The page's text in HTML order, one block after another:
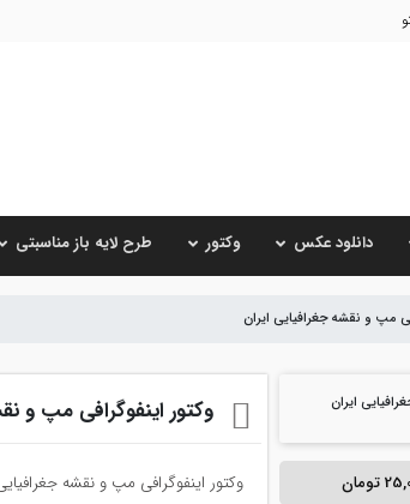
دانلود عکس وکتور طرح لایه باز مناسبتی
مپ و نقشه جغرافیایی ایران
تومان
وکتور اینفوگرافی مپ و
وکتور اینفوگرافی مپ و نقشه